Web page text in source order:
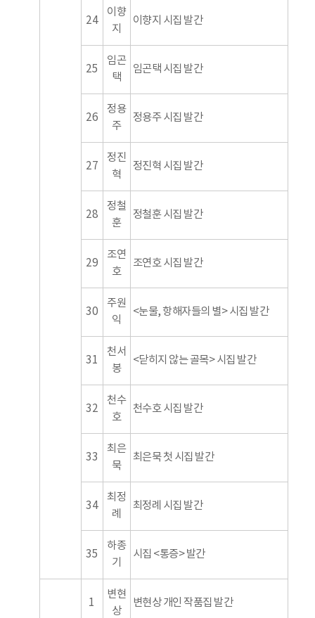
24
이향
지
이향지 시집 발간
25
임곤
택
임곤택 시집 발간
26
정용
주
정용주 시집 발간
27
정진
혁
정진혁 시집 발간
28
정철
훈
정철훈 시집 발간
29
조연
호
조연호 시집 발간
30
주원
익
<눈물, 항해자들의 별> 시집 발간
31
천서
봉
<닫히지 않는 골목> 시집 발간
32
천수
호
천수호 시집 발간
33
최은
묵
최은묵 첫 시집 발간
34
최정
례
최정례 시집 발간
35
하종
기
시집 <통증> 발간
1
변현
상
변현상 개인 작품집 발간